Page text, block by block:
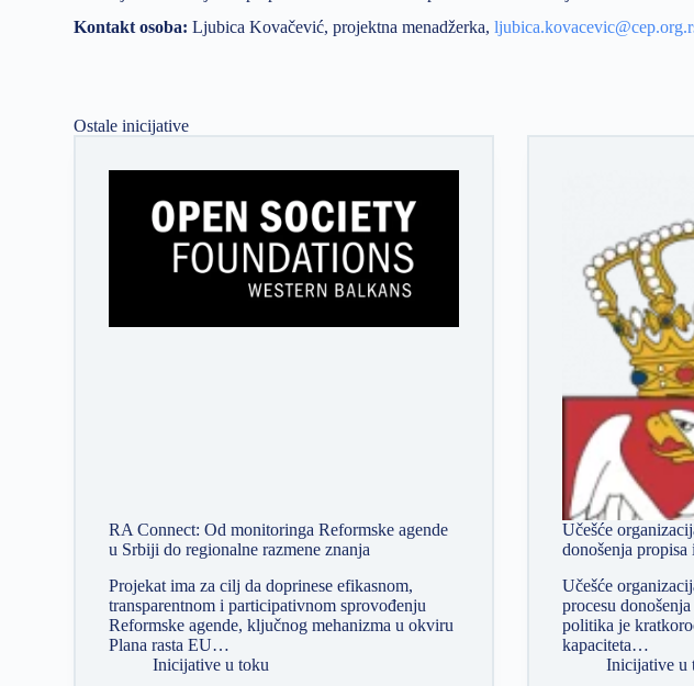
Kontakt osoba: Ljubica Kovačević, projektna menadžerka,
Ostale inicijative
RA Connect: Od monitoringa Reformske agende
u Srbiji do regionalne razmene znanja
Projekat ima za cilj da doprinese efikasnom,
transparentnom i participativnom sprovođenju
Reformske agende, ključnog mehanizma u okviru
Plana rasta EU…
Inicijative u toku
Učešće
donošenja
Učešće
procesu
politika je
kapaciteta…
Inicijative u